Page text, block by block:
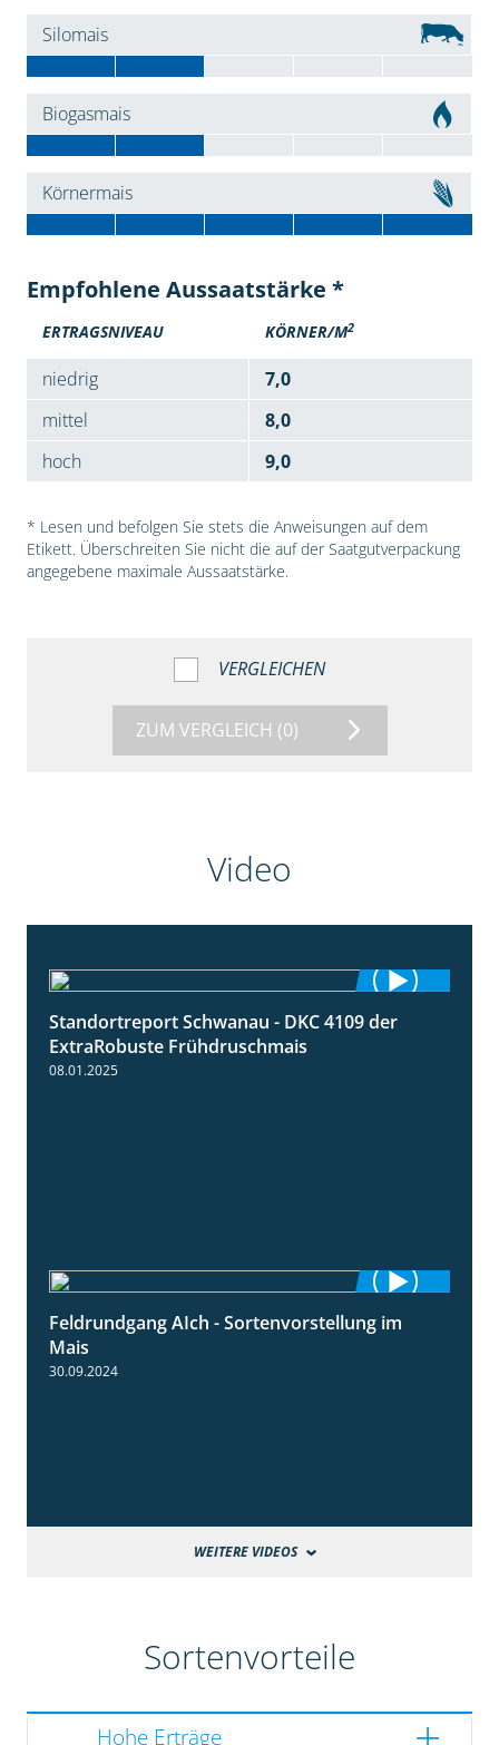
Silomais
Biogasmais
Körnermais
Empfohlene Aussaatstärke *
ERTRAGSNIVEAU KÖRNER/M2
niedrig
7,0
mittel
8,0
hoch
9,0
* Lesen und befolgen Sie stets die Anweisungen auf dem
Etikett. Überschreiten Sie nicht die auf der Saatgutverpackung
angegebene maximale Aussaatstärke.
VERGLEICHEN
ZUM VERGLEICH (0)
Video
0:46
Standortreport Schwanau - DKC 4109 der
ExtraRobuste Frühdruschmais
08.01.2025
11:24
Feldrundgang AIch - Sortenvorstellung im
Mais
30.09.2024
WEITERE VIDEOS
Sortenvorteile
Hohe Erträge